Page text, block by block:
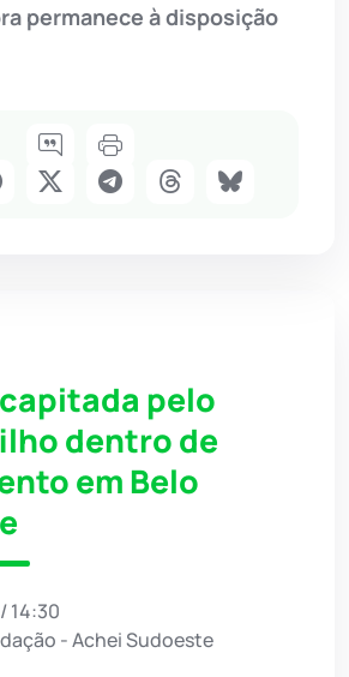
permanece à disposição
pelo
dentro de
em Belo
14:30
- Achei Sudoeste